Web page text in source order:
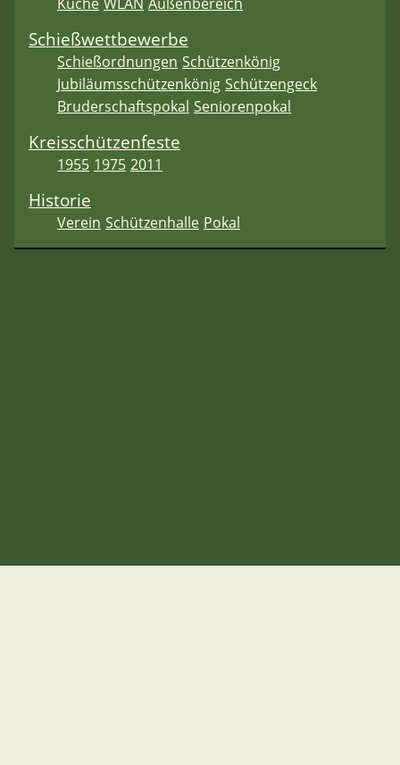
Schießwettbewerbe
Schießordnungen Schützenkönig
Jubiläumsschützenkönig Schützengeck
Bruderschaftspokal Seniorenpokal
Kreisschützenfeste
1955 1975 2011
Historie
Verein Schützenhalle Pokal